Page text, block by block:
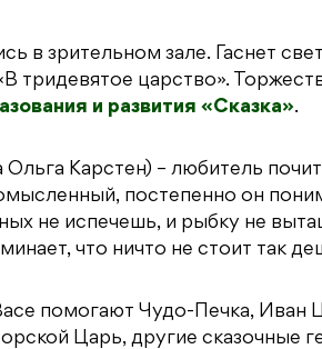
в зрительном зале. Гаснет
тридевятое царство».
и развития «Сказка».
Карстен) – любитель
постепенно он
не испечешь, и рыбку не
что ничто не стоит так
помогают Чудо-Печка, Иван
Царь, другие сказочные